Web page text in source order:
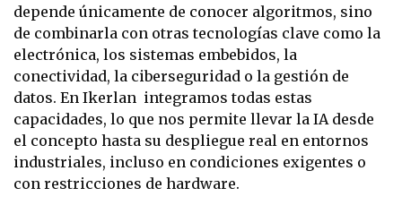
depende únicamente de conocer algoritmos, sino
de combinarla con otras tecnologías clave como la
electrónica, los sistemas embebidos, la
conectividad, la ciberseguridad o la gestión de
datos. En Ikerlan integramos todas estas
capacidades, lo que nos permite llevar la IA desde
el concepto hasta su despliegue real en entornos
industriales, incluso en condiciones exigentes o
con restricciones de hardware.